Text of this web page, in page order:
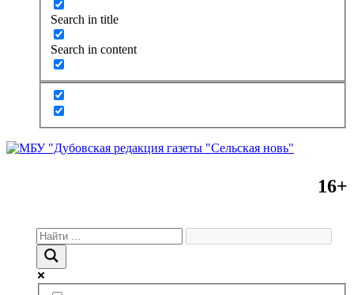
Search in title
Search in content
16+